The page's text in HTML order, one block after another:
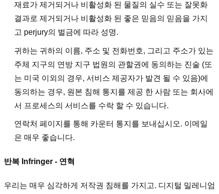
재료가 제거되거나 비활성화 된 물질의 실수 또는 잘못화
결과로 제거되거나 비활성화 된 좋은 믿음의 믿음을 가지
고 perjury의 벌금에 따라 성명.
귀하는 귀하의 이름, 주소 및 전화번호, 그리고 주소가 있는
주체 지구의 연방 지구 법원의 관할권에 동의하는 진술 (또
는 미국 이외의 경우, 서비스 제공자가 발견 될 수 있음)에
동의하는 경우, 원본 침해 통지를 제공 한 사람 또는 회사에
서 프로세스의 서비스를 수락 할 수 있습니다.
연락처 페이지를 통해 카운터 통지를 보내십시오. 이메일
은 매우 좋습니다.
반복 Infringer - 연혁
우리는 매우 심각하게 저작권 침해를 가지고. 디지털 밀레니엄